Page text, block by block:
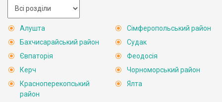
Алушта
Бахчисарайський район
Євпаторія
Керч
Красноперекопський
район
Сімферопольський район
Судак
Феодосія
Чорноморський район
Ялта